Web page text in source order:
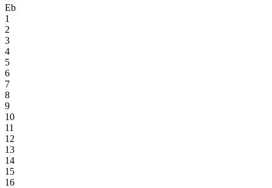
Eb
1
2
3
4
5
6
7
8
9
10
11
12
13
14
15
16